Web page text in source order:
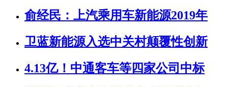
俞经民：上汽乘用车新能源2019年
卫蓝新能源入选中关村颠覆性创新
4.13亿！中通客车等四家公司中标